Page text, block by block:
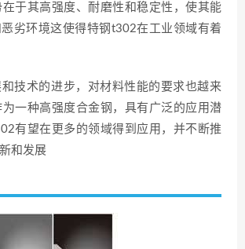
于其高强度、耐磨性和稳定性，使其能
劣环境这使得特钢t302在工业领域有着
技术的进步，对材料性能的要求也越来
一种高强度合金钢，具有广泛的应用潜
有望在更多的领域得到应用，并不断推
和发展